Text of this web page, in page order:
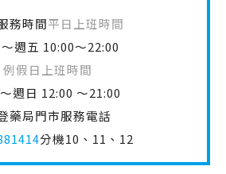
務時間平日上班時間
週五 10:00～22:00
例假日上班時間
週日 12:00 ～21:00
藥局門市服務電話
分機10、11、12